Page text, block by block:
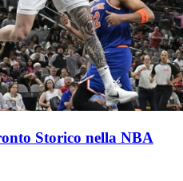
Storico nella NBA